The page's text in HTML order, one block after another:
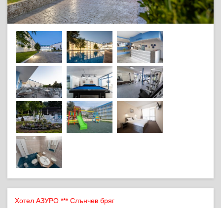
Хотел АЗУРО *** Слънчев бряг